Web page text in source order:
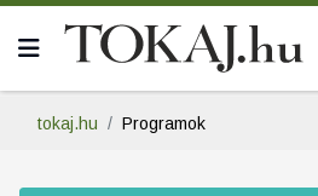
tokaj.hu Programok